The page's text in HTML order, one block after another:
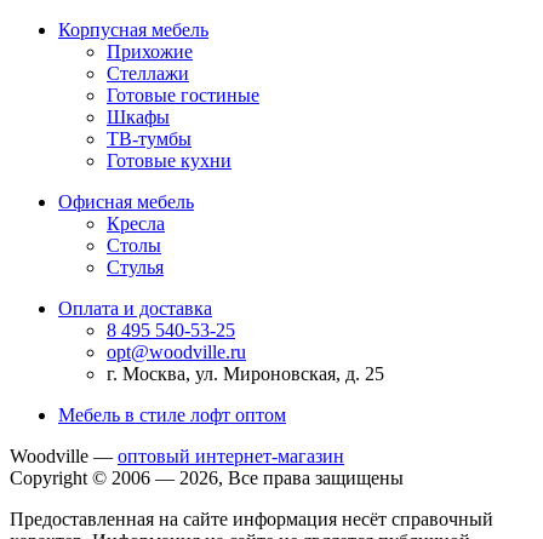
Корпусная мебель
Прихожие
Стеллажи
Готовые гостиные
Шкафы
ТВ-тумбы
Готовые кухни
Офисная мебель
Кресла
Столы
Стулья
Оплата и доставка
8 495 540-53-25
opt@woodville.ru
г. Москва, ул. Мироновская, д. 25
Мебель в стиле лофт оптом
Woodville — оптовый интернет-магазин
Copyright © 2006 — 2026, Все права защищены
Предоставленная на сайте информация несёт справочный